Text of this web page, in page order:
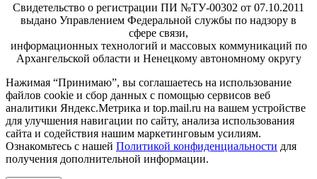
Свидетельство о регистрации ПИ №ТУ-00302 от 07.10.2011
выдано Управлением Федеральной службы по надзору в
сфере связи,
информационных технологий и массовых коммуникаций по
Архангельской области и Ненецкому автономному округу
Нажимая “Принимаю”, вы соглашаетесь на использование
файлов cookie и сбор данных с помощью сервисов веб
аналитики Яндекс.Метрика и top.mail.ru на вашем устройстве
для улучшения навигации по сайту, анализа использования
сайта и содействия нашим маркетинговым усилиям.
Ознакомьтесь с нашей Политикой конфиденциальности для
получения дополнительной информации.